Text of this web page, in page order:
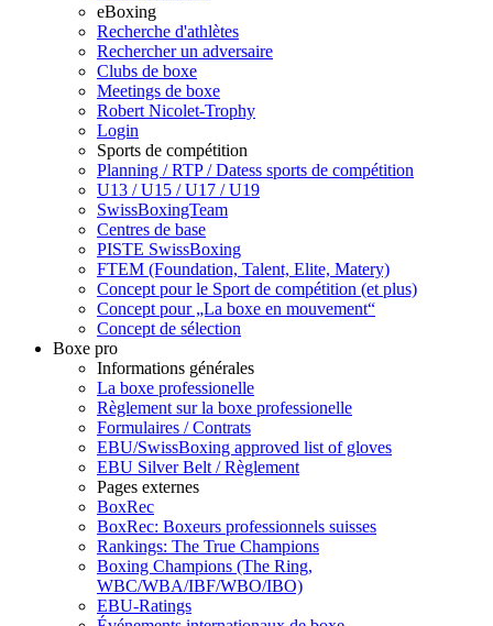
eBoxing
Recherche d'athlètes
Rechercher un adversaire
Clubs de boxe
Meetings de boxe
Robert Nicolet-Trophy
Login
Sports de compétition
Planning / RTP / Datess sports de compétition
U13 / U15 / U17 / U19
SwissBoxingTeam
Centres de base
PISTE SwissBoxing
FTEM (Foundation, Talent, Elite, Matery)
Concept pour le Sport de compétition (et plus)
Concept pour „La boxe en mouvement“
Concept de sélection
Boxe pro
Informations générales
La boxe professionelle
Règlement sur la boxe professionelle
Formulaires / Contrats
EBU/SwissBoxing approved list of gloves
EBU Silver Belt / Règlement
Pages externes
BoxRec
BoxRec: Boxeurs professionnels suisses
Rankings: The True Champions
Boxing Champions (The Ring,
WBC/WBA/IBF/WBO/IBO)
EBU-Ratings